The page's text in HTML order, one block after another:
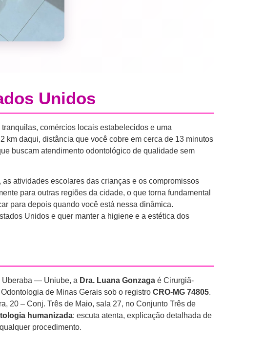
Unidos
comércios locais estabelecidos e uma
daqui, distância que você cobre em cerca de 13 minutos
buscam atendimento odontológico de qualidade sem
atividades escolares das crianças e os compromissos
para outras regiões da cidade, o que torna fundamental
para depois quando você está nessa dinâmica.
Unidos e quer manter a higiene e a estética dos
Uberaba — Uniube, a Dra. Luana Gonzaga é Cirurgiã-
de Minas Gerais sob o registro CRO-MG 74805.
20 – Conj. Três de Maio, sala 27, no Conjunto Três de
humanizada: escuta atenta, explicação detalhada de
procedimento.